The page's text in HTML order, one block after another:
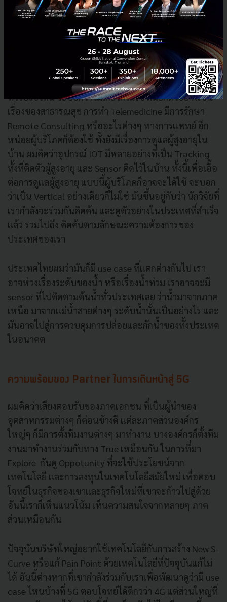
ที่เห็นตอนนี้มันจะเป็นลักษณะของ Solution แต่ถามว่าคน
ทั่วไปใช้ไหม จะบอกว่าไม่เกี่ยวก็ไม่ใช่ ผมยกตัวอย่างเช่น
เรื่องของสาธารณสุข การทำ Telemedicine มีการรักษา
Remote Consulting หรืออะไรต่างๆ ทางการแพทย์ อีก
หน่อยผู้บริโภคก็ต้องใช้ ทั้งยังมีเรื่องการดูแลผู้สูงอายุใน
บ้าน ผมคิดว่าอุปกรณ์ IOT มีหลายอย่างที่เป็น Tracking
ทั้งที่ติดตัวผู้สูงอายุ และ Sensor ติดไว้ในบ้าน ทั้งนี้เพื่อเอื้อ
ต่อการดูแลผู้สูงอายุ แบบนี้ผู้บริโภคก็อาจจะได้ใช้ จะบอก
ว่าเป็น Vertical อย่างเดียวก็ไม่ใช่ มันขึ้นอยู่กับว่า นักวิจัยที่
เรากำลังจะร่วมกันคิดค้น และดูตัวอย่างในประเทศที่สำเร็จ
แล้ว รวมไปถึง คิดค้นตามลักษณะความต้องการของ
ประเทศของเรา
ประเทศไทยผมว่ามันก็มี use case ที่แตกต่างกันไป เรา
อาจห่วงเรื่องระดับของน้ำ หรือเรื่องน้ำท่วม เราอาจจะมี
sensor ที่ไปติดตามต้นน้ำทั่วประเทศเลย ว่าน้ำมาจากภาค
เหนือ มาจากแม่น้ำสายต่างๆ ระดับน้ำนั้นเป็นอย่างไร และ
มันอาจไปสู่การควบคุมการปล่อยและกักน้ำของทั้งประเทศ
ในอนาคต
ความพร้อมของ Partner ในการเดินหน้าสู่ 5G
ผมคิดว่าเสียงตอบรับของภาคเอกชน ที่เป็นผู้นำของ
อุตสาหกรรมต่างๆ ก็ค่อนข้างดี แต่ละภาคส่วนองค์กร
ใหญ่ๆ ก็มีการตั้งทีมงานต่างๆ มาทำงาน บางองค์กรก็ตั้งทีม
งานมาทำงานร่วมกับทาง True เหมือนกัน ในการที่มา
Explore กันดู Oppotunity ที่จะใช้ประโยชน์จาก
เทคโนโลยี และการลงทุนในเทคโนโลยีสมัยใหม่ เพื่อตอบ
โจทย์ในธุรกิจของเขาและธุรกิจใหม่ที่เขาจะก้าวไปสู่ด้วย
อันนี้เราก็เห็นแนวโน้ม เห็นความสนใจจากหลายๆ ภาค
ส่วนเหมือนกัน
ปัจจุบันบริษัทใหญ่อยากใช้เทคโนโลยีกับการสร้าง New S-
Curve หรือแก้ Pain Point ด้วยเทคโนโลยีที่ปัจจุบันแก้ไม่
ได้ อันนี้ต่างหากที่เขากำลังร่วมกับเราเพื่อพัฒนาดูว่ามี use
case ไหนบ้างที่ 5G ตอบโจทย์ได้ดีกวว่า 4G แต่ส่วนใหญ่ที่